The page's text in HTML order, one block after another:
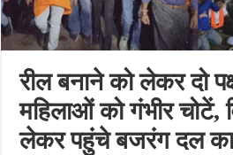
रील बनाने को लेकर दो
महिलाओं को गंभीर चोटें,
लेकर पहुंचे बजरंग दल